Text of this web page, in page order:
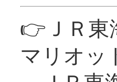
👉ＪＲ
マリオッ